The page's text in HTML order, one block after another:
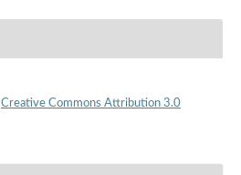
Creative Commons Attribution 3.0